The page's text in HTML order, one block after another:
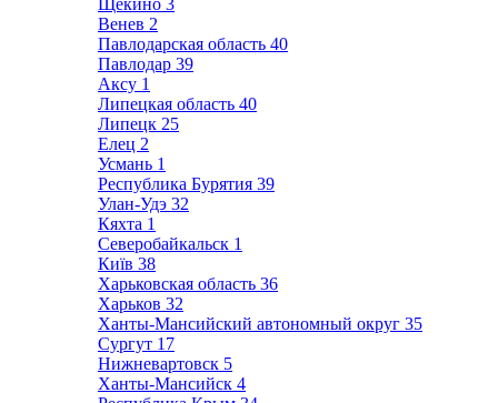
Щёкино 3
Венев 2
Павлодарская область 40
Павлодар 39
Аксу 1
Липецкая область 40
Липецк 25
Елец 2
Усмань 1
Республика Бурятия 39
Улан-Удэ 32
Кяхта 1
Северобайкальск 1
Київ 38
Харьковская область 36
Харьков 32
Ханты-Мансийский автономный округ 35
Сургут 17
Нижневартовск 5
Ханты-Мансийск 4